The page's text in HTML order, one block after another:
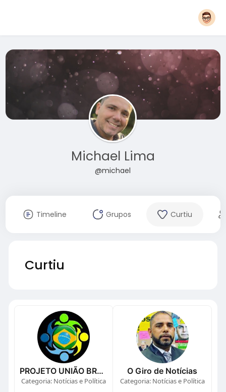
Michael Lima
@michael
Timeline Grupos Curtiu
Curtiu
PROJETO UNIÃO BRASIL
Categoria: Notícias e Política
O Giro de Notícias
Categoria: Notícias e Política